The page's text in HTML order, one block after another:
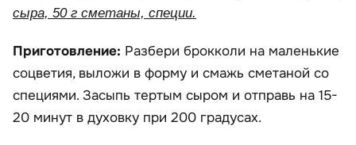
сыра, 50 г сметаны, специи.
Приготовление: Разбери брокколи на маленькие
соцветия, выложи в форму и смажь сметаной со
специями. Засыпь тертым сыром и отправь на 15-
20 минут в духовку при 200 градусах.